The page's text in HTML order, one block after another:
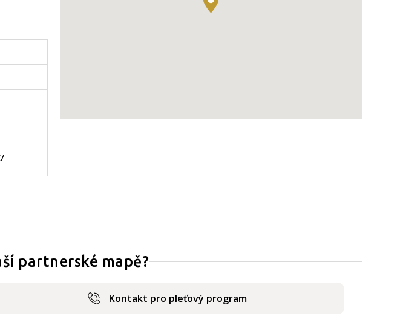
partnerské mapě?
Kontakt pro pleťový program